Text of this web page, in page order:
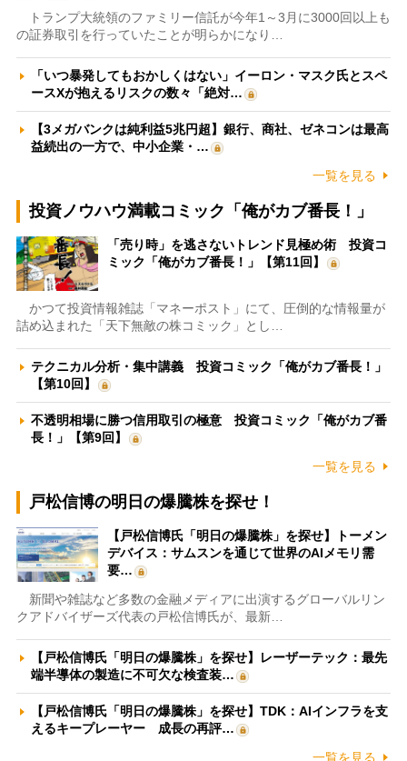
トランプ大統領のファミリー信託が今年1～3月に3000回以上も
の証券取引を行っていたことが明らかになり…
「いつ暴発してもおかしくはない」イーロン・マスク氏とスペ
ースXが抱えるリスクの数々「絶対…
【3メガバンクは純利益5兆円超】銀行、商社、ゼネコンは最高
益続出の一方で、中小企業・…
一覧を見る
投資ノウハウ満載コミック「俺がカブ番長！」
「売り時」を逃さないトレンド見極め術 投資コ
ミック「俺がカブ番長！」【第11回】
かつて投資情報雑誌「マネーポスト」にて、圧倒的な情報量が
詰め込まれた「天下無敵の株コミック」とし…
テクニカル分析・集中講義 投資コミック「俺がカブ番長！」
【第10回】
不透明相場に勝つ信用取引の極意 投資コミック「俺がカブ番
長！」【第9回】
一覧を見る
戸松信博の明日の爆騰株を探せ！
【戸松信博氏「明日の爆騰株」を探せ】トーメン
デバイス：サムスンを通じて世界のAIメモリ需
要…
新聞や雑誌など多数の金融メディアに出演するグローバルリン
クアドバイザーズ代表の戸松信博氏が、最新…
【戸松信博氏「明日の爆騰株」を探せ】レーザーテック：最先
端半導体の製造に不可欠な検査装…
【戸松信博氏「明日の爆騰株」を探せ】TDK：AIインフラを支
えるキープレーヤー 成長の再評…
一覧を見る